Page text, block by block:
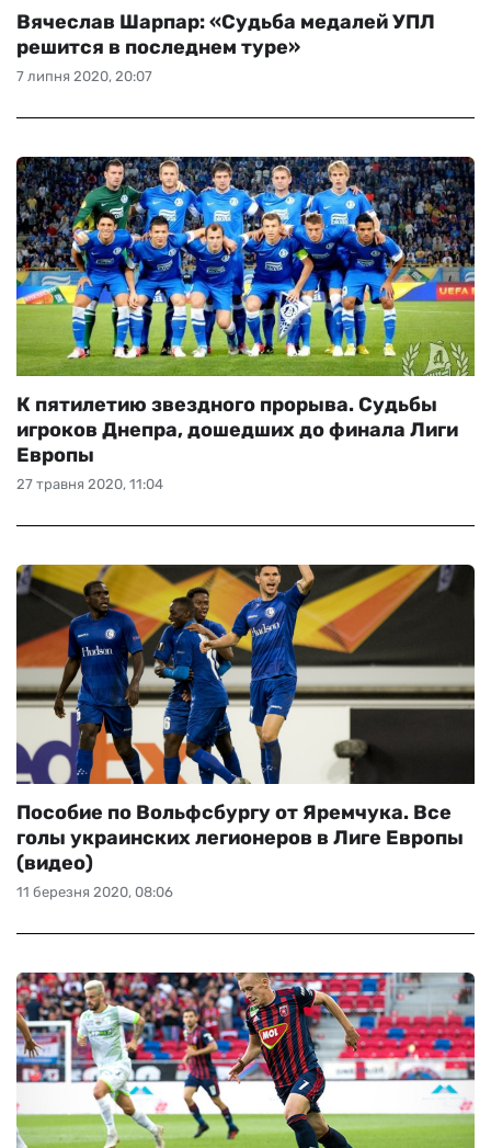
7 липня 2020, 20:07
Вячеслав Шарпар: «Судьба медалей УПЛ
решится в последнем туре»
27 травня 2020, 11:04
К пятилетию звездного прорыва. Судьбы
игроков Днепра, дошедших до финала Лиги
Европы
11 березня 2020, 08:06
Пособие по Вольфсбургу от Яремчука. Все
голы украинских легионеров в Лиге Европы
(видео)